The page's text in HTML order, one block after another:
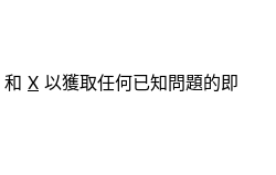
和 X 以獲取任何已知問題的即